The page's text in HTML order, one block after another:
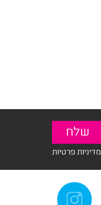
מדיניות פרטיות